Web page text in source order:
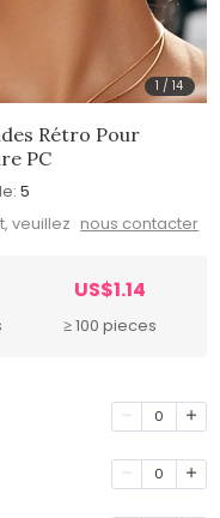
1 /14
Rétro Pour
PC
5
veuillez nous contacter
US$1.14
≥ 100 pieces
0
0